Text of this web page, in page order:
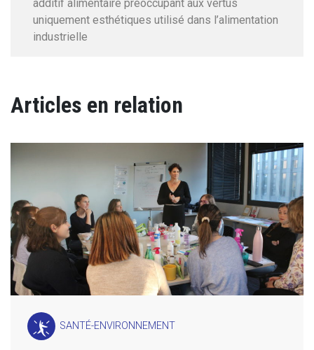
additif alimentaire préoccupant aux vertus
uniquement esthétiques utilisé dans l’alimentation
industrielle
Articles en relation
SANTÉ-ENVIRONNEMENT